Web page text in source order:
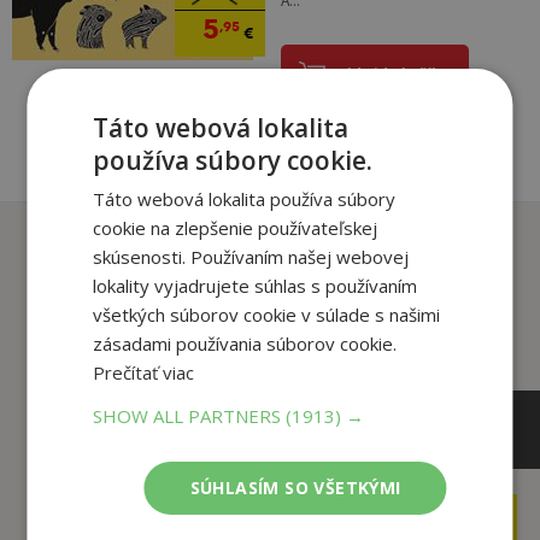
5,95€
pridať do košíka
Zákazníci, ktorí si kúpili
tento titul si tiež kúpili
24
Táto webová lokalita
používa súbory cookie.
Táto webová lokalita používa súbory
cookie na zlepšenie používateľskej
skúsenosti. Používaním našej webovej
lokality vyjadrujete súhlas s používaním
všetkých súborov cookie v súlade s našimi
zásadami používania súborov cookie.
Prečítať viac
SHOW ALL PARTNERS(1913) →
SÚHLASÍM SO VŠETKÝMI